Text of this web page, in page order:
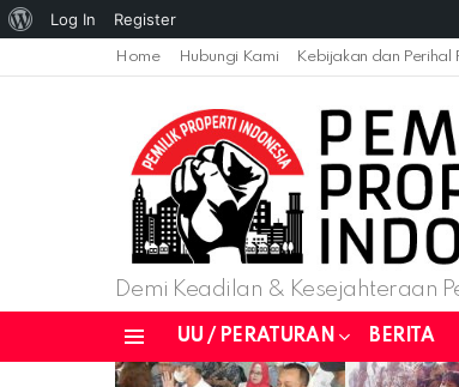
Home Hubungi Kami Kebijakan dan Perihal
Demi Keadilan & Kesejahteraan
UU / PERATURAN BERITA
LATEST
About
Log In Register